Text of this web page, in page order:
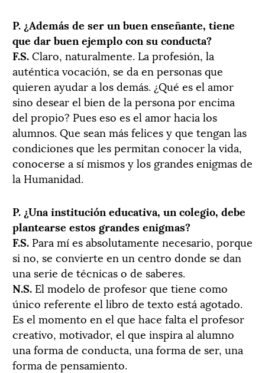
P. ¿Además de ser un buen enseñante, tiene
que dar buen ejemplo con su conducta?
F.S.Claro, naturalmente. La profesión, la
auténtica vocación, se da en personas que
quieren ayudar a los demás. ¿Qué es el amor
sino desear el bien de la persona por encima
del propio? Pues eso es el amor hacia los
alumnos. Que sean más felices y que tengan las
condiciones que les permitan conocer la vida,
conocerse a sí mismos y los grandes enigmas de
la Humanidad.
P. ¿Una institución educativa, un colegio, debe
plantearse estos grandes enigmas?
F.S. Para mí es absolutamente necesario, porque
si no, se convierte en un centro donde se dan
una serie de técnicas o de saberes.
N.S. El modelo de profesor que tiene como
único referente el libro de texto está agotado.
Es el momento en el que hace falta el profesor
creativo, motivador, el que inspira al alumno
una forma de conducta, una forma de ser, una
forma de pensamiento.